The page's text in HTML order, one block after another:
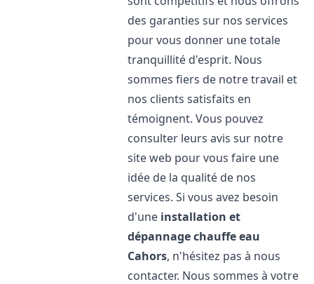
des garanties sur nos services
pour vous donner une totale
tranquillité d'esprit. Nous
sommes fiers de notre travail et
nos clients satisfaits en
témoignent. Vous pouvez
consulter leurs avis sur notre
site web pour vous faire une
idée de la qualité de nos
services. Si vous avez besoin
d'une installation et
dépannage chauffe eau
Cahors, n'hésitez pas à nous
contacter. Nous sommes à votre